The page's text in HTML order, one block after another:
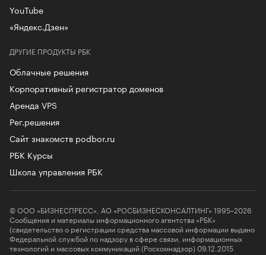
ДРУГИЕ ПРОДУКТЫ РБК
Облачные решения
Корпоративный регистратор доменов
Аренда VPS
Рег.решения
Сайт знакомств podbor.ru
РБК Курсы
Школа управления РБК
YouTube
«Яндекс.Дзен»
© ООО «БИЗНЕСПРЕСС», АО «РОСБИЗНЕСКОНСАЛТИНГ» 1995–2026
Сообщения и материалы информационного агентства «РБК»
(свидетельство о регистрации средства массовой информации выдано
Федеральной службой по надзору в сфере связи, информационных
технологий и массовых коммуникаций (Роскомнадзор) 09.12.2015